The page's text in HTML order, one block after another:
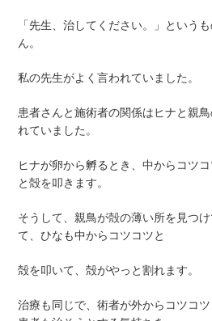
「先生、治してください。」という
ん。
私の先生がよく言われていました。
患者さんと施術者の関係はヒナと親
れていました。
ヒナが卵から孵るとき、中からコツ
と殻を叩きます。
そうして、親鳥が殻の薄い所を見つ
て、ひなも中からコツコツと
殻を叩いて、殻がやっと割れます。
治療も同じで、術者が外からコツコ